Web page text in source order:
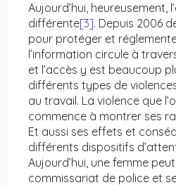
Aujourd’hui, heureusement,
différente[3]. Depuis 2006
pour protéger et
l’information circule à
et l’accès y est beaucoup
différents types de violences
au travail. La violence que
commence à montrer ses
Et aussi ses effets et
différents dispositifs
Aujourd’hui, une femme
commissariat de police et